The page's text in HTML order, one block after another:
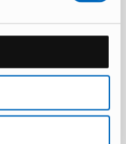
Marcus
·
418 €
169 €